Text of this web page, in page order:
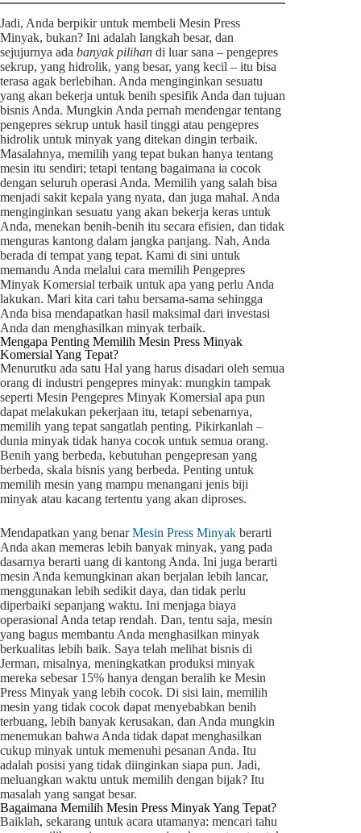
Jadi, Anda berpikir untuk membeli Mesin Press
Minyak, bukan? Ini adalah langkah besar, dan
sejujurnya ada banyak pilihan di luar sana – pengepres
sekrup, yang hidrolik, yang besar, yang kecil – itu bisa
terasa agak berlebihan. Anda menginginkan sesuatu
yang akan bekerja untuk benih spesifik Anda dan tujuan
bisnis Anda. Mungkin Anda pernah mendengar tentang
pengepres sekrup untuk hasil tinggi atau pengepres
hidrolik untuk minyak yang ditekan dingin terbaik.
Masalahnya, memilih yang tepat bukan hanya tentang
mesin itu sendiri; tetapi tentang bagaimana ia cocok
dengan seluruh operasi Anda. Memilih yang salah bisa
menjadi sakit kepala yang nyata, dan juga mahal. Anda
menginginkan sesuatu yang akan bekerja keras untuk
Anda, menekan benih-benih itu secara efisien, dan tidak
menguras kantong dalam jangka panjang. Nah, Anda
berada di tempat yang tepat. Kami di sini untuk
memandu Anda melalui cara memilih Pengepres
Minyak Komersial terbaik untuk apa yang perlu Anda
lakukan. Mari kita cari tahu bersama-sama sehingga
Anda bisa mendapatkan hasil maksimal dari investasi
Anda dan menghasilkan minyak terbaik.
Mengapa Penting Memilih Mesin Press Minyak
Komersial Yang Tepat?
Menurutku ada satu Hal yang harus disadari oleh semua
orang di industri pengepres minyak: mungkin tampak
seperti Mesin Pengepres Minyak Komersial apa pun
dapat melakukan pekerjaan itu, tetapi sebenarnya,
memilih yang tepat sangatlah penting. Pikirkanlah –
dunia minyak tidak hanya cocok untuk semua orang.
Benih yang berbeda, kebutuhan pengepresan yang
berbeda, skala bisnis yang berbeda. Penting untuk
memilih mesin yang mampu menangani jenis biji
minyak atau kacang tertentu yang akan diproses.
Mendapatkan yang benarMesin Press Minyak berarti
Anda akan memeras lebih banyak minyak, yang pada
dasarnya berarti uang di kantong Anda. Ini juga berarti
mesin Anda kemungkinan akan berjalan lebih lancar,
menggunakan lebih sedikit daya, dan tidak perlu
diperbaiki sepanjang waktu. Ini menjaga biaya
operasional Anda tetap rendah. Dan, tentu saja, mesin
yang bagus membantu Anda menghasilkan minyak
berkualitas lebih baik. Saya telah melihat bisnis di
Jerman, misalnya, meningkatkan produksi minyak
mereka sebesar 15% hanya dengan beralih ke Mesin
Press Minyak yang lebih cocok. Di sisi lain, memilih
mesin yang tidak cocok dapat menyebabkan benih
terbuang, lebih banyak kerusakan, dan Anda mungkin
menemukan bahwa Anda tidak dapat menghasilkan
cukup minyak untuk memenuhi pesanan Anda. Itu
adalah posisi yang tidak diinginkan siapa pun. Jadi,
meluangkan waktu untuk memilih dengan bijak? Itu
masalah yang sangat besar.
Bagaimana Memilih Mesin Press Minyak Yang Tepat?
Baiklah, sekarang untuk acara utamanya: mencari tahu